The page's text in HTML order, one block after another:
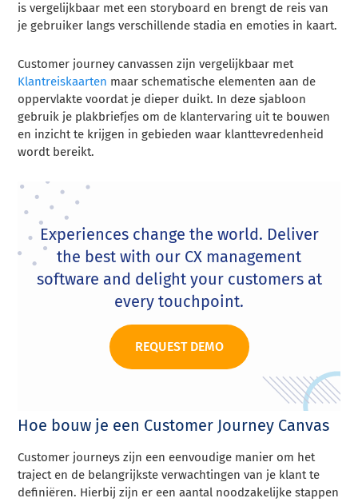
is vergelijkbaar met een storyboard en brengt de reis van
je gebruiker langs verschillende stadia en emoties in kaart.
Customer journey canvassen zijn vergelijkbaar met
Klantreiskaarten maar schematische elementen aan de
oppervlakte voordat je dieper duikt. In deze sjabloon
gebruik je plakbriefjes om de klantervaring uit te bouwen
en inzicht te krijgen in gebieden waar klanttevredenheid
wordt bereikt.
Experiences change the world. Deliver
the best with our CX management
software and delight your customers at
every touchpoint.
REQUEST DEMO
Hoe bouw je een Customer Journey Canvas
Customer journeys zijn een eenvoudige manier om het
traject en de belangrijkste verwachtingen van je klant te
definiëren. Hierbij zijn er een aantal noodzakelijke stappen